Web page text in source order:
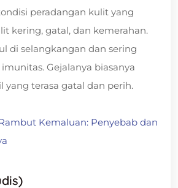
peradangan kulit yang
kering, gatal, dan kemerahan.
di selangkangan dan sering
Gejalanya biasanya
yang terasa gatal dan perih.
Kemaluan: Penyebab dan